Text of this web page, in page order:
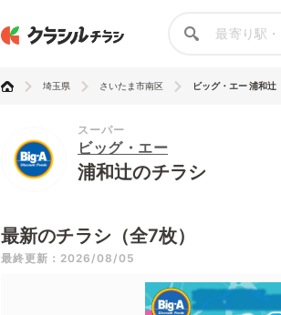
埼玉県 さいたま市南区 ビッグ・エー 浦和辻
スーパー
ビッグ・エー
浦和辻のチラシ
最新のチラシ（全7枚）
最終更新：2026/08/05